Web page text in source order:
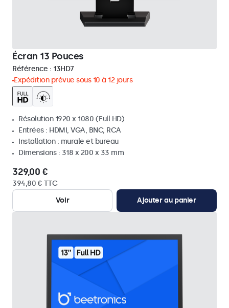
Écran 13 Pouces
Référence : 13HD7
Expédition prévue sous 10 à 12 jours
Résolution 1920 x 1080 (Full HD)
Entrées : HDMI, VGA, BNC, RCA
Installation : murale et bureau
Dimensions : 318 x 200 x 33 mm
329,00 €
394,80 € TTC
Voir
Ajouter au panier